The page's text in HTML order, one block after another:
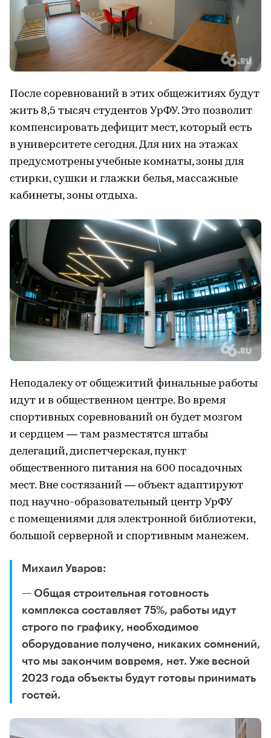
После соревнований в этих общежитиях будут
жить 8,5 тысяч студентов УрФУ. Это позволит
компенсировать дефицит мест, который есть
в университете сегодня. Для них на этажах
предусмотрены учебные комнаты, зоны для
стирки, сушки и глажки белья, массажные
кабинеты, зоны отдыха.
Неподалеку от общежитий финальные работы
идут и в общественном центре. Во время
спортивных соревнований он будет мозгом
и сердцем — там разместятся штабы
делегаций, диспетчерская, пункт
общественного питания на 600 посадочных
мест. Вне состязаний — объект адаптируют
под научно-образовательный центр УрФУ
с помещениями для электронной библиотеки,
большой серверной и спортивным манежем.
Михаил Уваров:
— Общая строительная готовность
комплекса составляет 75%, работы идут
строго по графику, необходимое
оборудование получено, никаких сомнений,
что мы закончим вовремя, нет. Уже весной
2023 года объекты будут готовы принимать
гостей.